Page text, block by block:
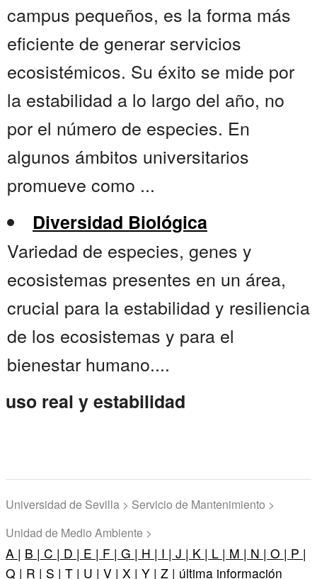
campus pequeños, es la forma más
eficiente de generar servicios
ecosistémicos. Su éxito se mide por
la estabilidad a lo largo del año, no
por el número de especies. En
algunos ámbitos universitarios
promueve como ...
Diversidad Biológica
Variedad de especies, genes y
ecosistemas presentes en un área,
crucial para la estabilidad y resiliencia
de los ecosistemas y para el
bienestar humano....
uso real y estabilidad
Universidad de Sevilla > Servicio de Mantenimiento >
Unidad de Medio Ambiente >
A | B | C | D | E | F | G | H | I | J | K | L | M | N | O | P |
Q | R | S | T | U | V | X | Y | Z | última información